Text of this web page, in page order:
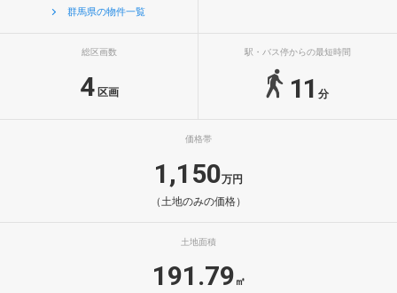
群馬県の物件一覧
総区画数
4区画
駅・バス停からの最短時間
11 分
価格帯
1,150万円
（土地のみの価格）
土地面積
191.79 ㎡